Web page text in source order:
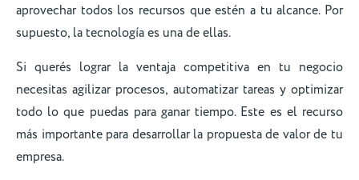
aprovechar todos los recursos que estén a tu alcance. Por
supuesto, la tecnología es una de ellas.
Si querés lograr la ventaja competitiva en tu negocio
necesitas agilizar procesos, automatizar tareas y optimizar
todo lo que puedas para ganar tiempo. Este es el recurso
más importante para desarrollar la propuesta de valor de tu
empresa.